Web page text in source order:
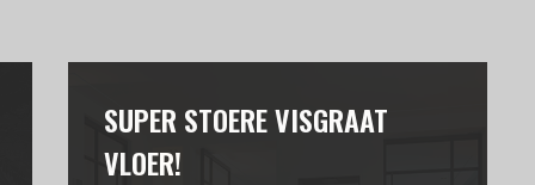
SUPER STOERE VISGRAAT
VLOER!